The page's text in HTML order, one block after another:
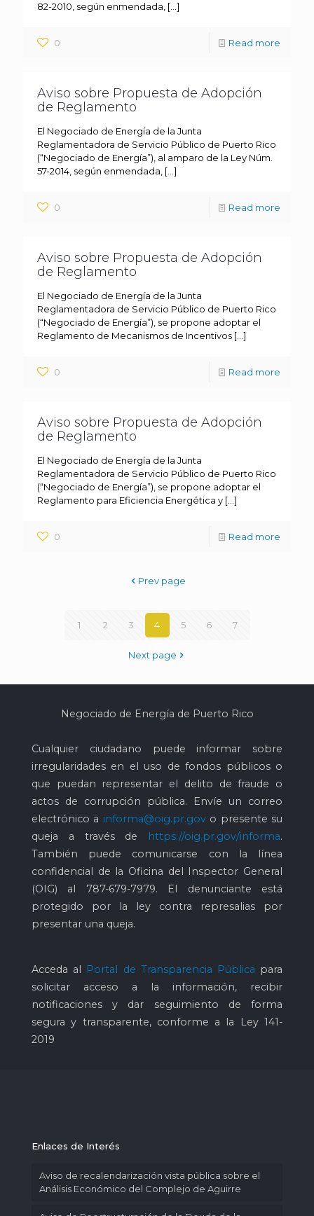
82-2010, según enmendada, […]
0 Read more
Aviso sobre Propuesta de Adopción
de Reglamento
El Negociado de Energía de la Junta
Reglamentadora de Servicio Público de Puerto Rico
(“Negociado de Energía”), al amparo de la Ley Núm.
57-2014, según enmendada, […]
0 Read more
Aviso sobre Propuesta de Adopción
de Reglamento
El Negociado de Energía de la Junta
Reglamentadora de Servicio Público de Puerto Rico
(“Negociado de Energía”), se propone adoptar el
Reglamento de Mecanismos de Incentivos […]
0 Read more
Aviso sobre Propuesta de Adopción
de Reglamento
El Negociado de Energía de la Junta
Reglamentadora de Servicio Público de Puerto Rico
(“Negociado de Energía”), se propone adoptar el
Reglamento para Eficiencia Energética y […]
0 Read more
Prev page
1 2 3 4 5 6 7
Next page
Negociado de Energía de Puerto Rico
Cualquier ciudadano puede informar sobre
irregularidades en el uso de fondos públicos o
que puedan representar el delito de fraude o
actos de corrupción pública. Envíe un correo
electrónico a informa@oig.pr.govo presente su
queja a través de
https://oig.pr.gov/informa.
También puede comunicarse con la línea
confidencial de la Oficina del Inspector General
(OIG) al 787-679-7979. El denunciante está
protegido por la ley contra represalias por
presentar una queja.
Acceda al Portal de Transparencia Pública para
solicitar acceso a la información, recibir
notificaciones y dar seguimiento de forma
segura y transparente, conforme a la Ley 141-
2019
Enlaces de Interés
Aviso de recalendarización vista pública sobre el
Análisis Económico del Complejo de Aguirre